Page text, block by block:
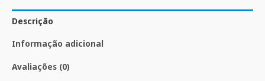
Descrição
Informação adicional
Avaliações (0)